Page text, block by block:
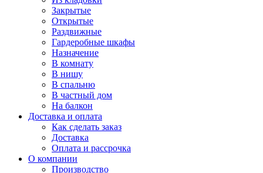
Закрытые
Открытые
Раздвижные
Гардеробные шкафы
Назначение
В комнату
В нишу
В спальню
В частный дом
На балкон
Доставка и оплата
Как сделать заказ
Доставка
Оплата и рассрочка
О компании
Производство